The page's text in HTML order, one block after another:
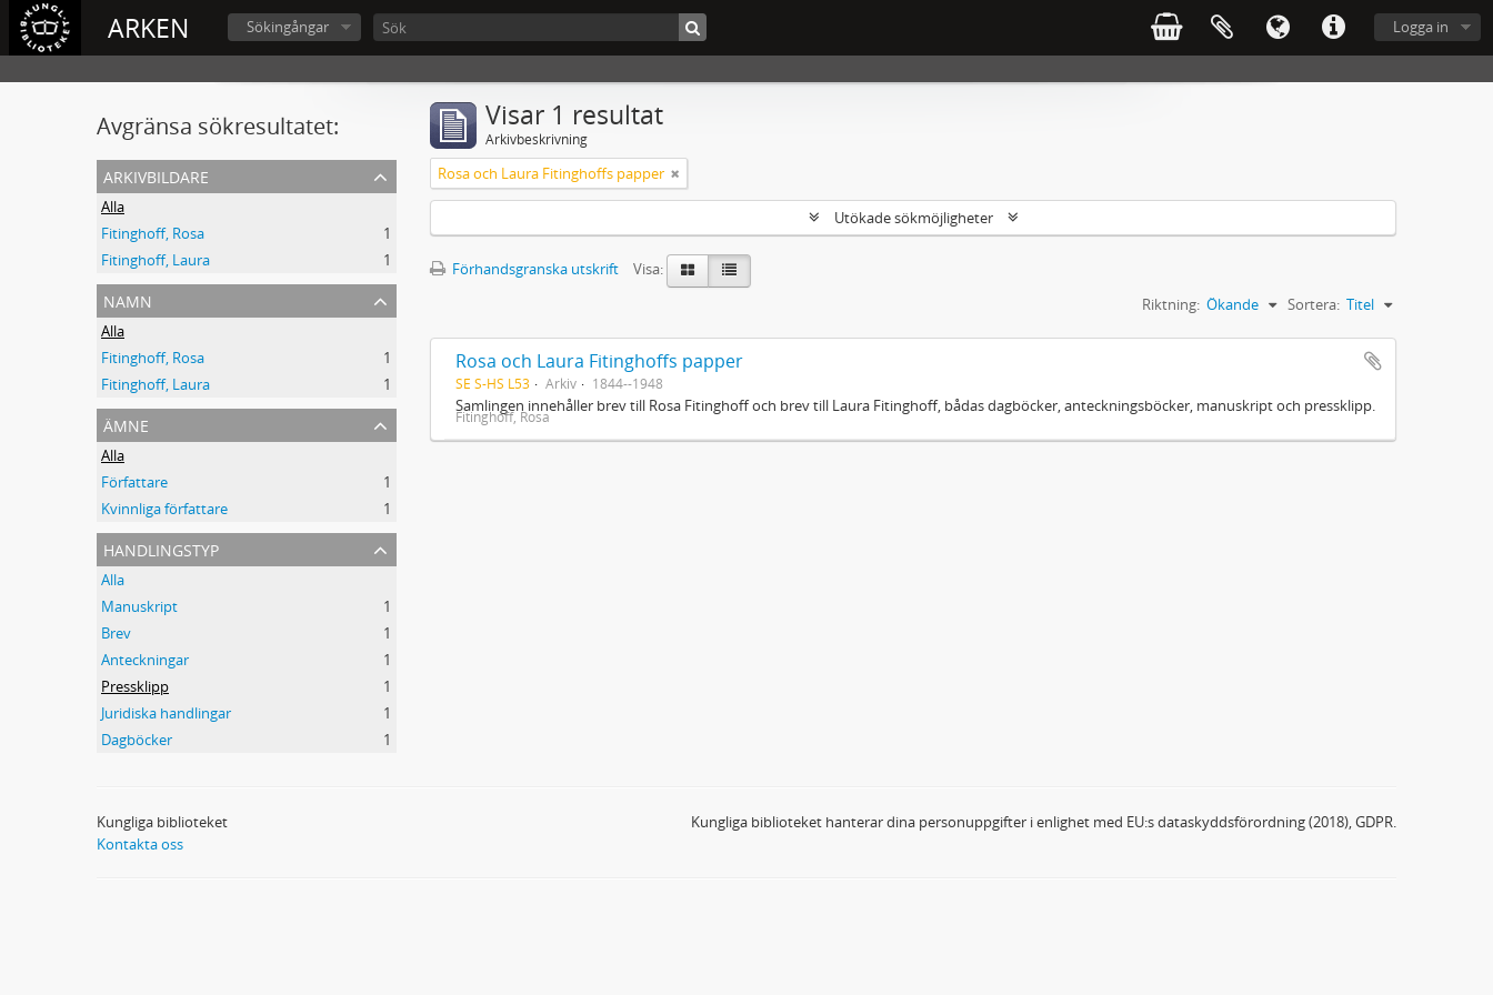
ARKEN Logga in
Sökingångar
Avgränsa sökresultatet:
arkivbildare
Alla
Fitinghoff, Rosa
1
Fitinghoff, Laura
1
namn
Alla
Fitinghoff, Rosa
1
Fitinghoff, Laura
1
ämne
Alla
Författare
1
Kvinnliga författare
1
handlingstyp
Alla
Manuskript
1
Brev
1
Anteckningar
1
Pressklipp
1
Juridiska handlingar
1
Dagböcker
1
Visar 1 resultat
Arkivbeskrivning
Rosa och Laura Fitinghoffs papper
Utökade sökmöjligheter
Förhandsgranska utskrift
Visa:
Sortera: Titel
Riktning: Ökande
Rosa och Laura Fitinghoffs papper
SE S-HS L53 Arkiv 1844--1948
Samlingen innehåller brev till Rosa Fitinghoff och brev till Laura Fitinghoff, bådas dagböcker, anteckningsböcker, manuskript och pressklipp.
Fitinghoff, Rosa
Kungliga biblioteket
Kontakta oss
Kungliga biblioteket hanterar dina personuppgifter i enlighet med EU:s dataskyddsförordning (2018), GDPR.